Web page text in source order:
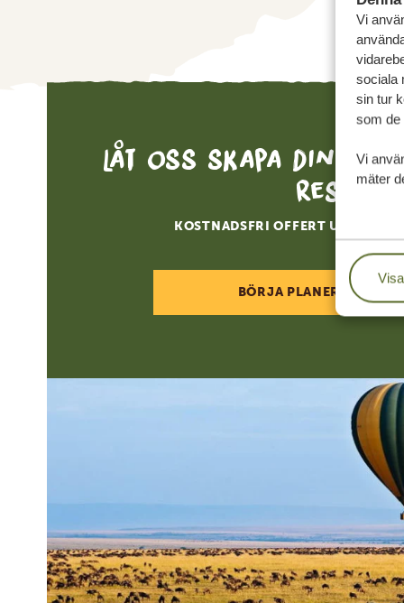
Vi
sociala
sin tur
som de
Vi
mäter
Låt oss skapa din
resa
KOSTNADSFRI OFFERT UTAN
BÖRJA PLANERA DIN